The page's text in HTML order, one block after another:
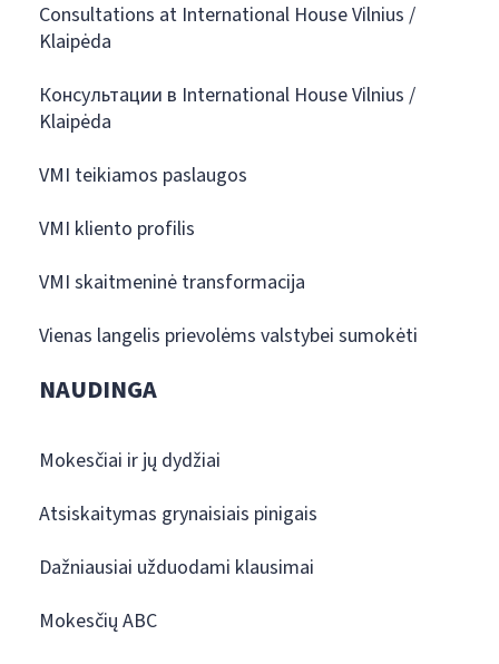
Consultations at International House Vilnius /
Klaipėda
Консультации в International House Vilnius /
Klaipėda
VMI teikiamos paslaugos
VMI kliento profilis
VMI skaitmeninė transformacija
Vienas langelis prievolėms valstybei sumokėti
NAUDINGA
Mokesčiai ir jų dydžiai
Atsiskaitymas grynaisiais pinigais
Dažniausiai užduodami klausimai
Mokesčių ABC